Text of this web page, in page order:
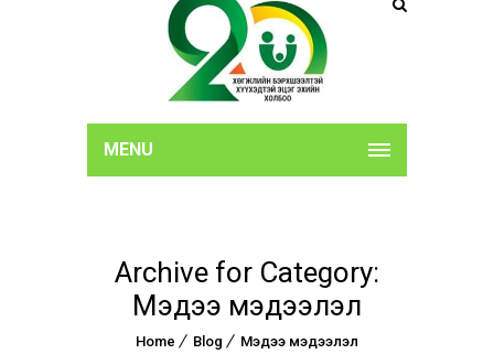
MENU
Archive for Category:
Мэдээ мэдээлэл
Home Blog Мэдээ мэдээлэл